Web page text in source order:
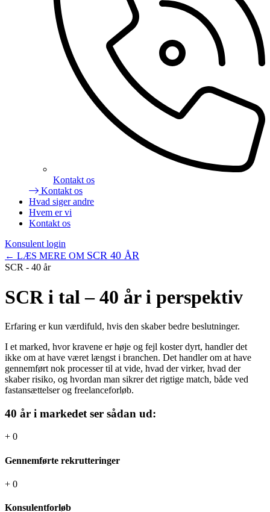
Kontakt os
Kontakt os
Hvad siger andre
Hvem er vi
Kontakt os
Konsulent login
← LÆS MERE OM SCR 40 ÅR
SCR - 40 år
SCR i tal – 40 år i perspektiv
Erfaring er kun værdifuld, hvis den skaber bedre beslutninger.
I et marked, hvor kravene er høje og fejl koster dyrt, handler det
ikke om at have været længst i branchen. Det handler om at have
gennemført nok processer til at vide, hvad der virker, hvad der
skaber risiko, og hvordan man sikrer det rigtige match, både ved
fastansættelser og freelanceforløb.
40 år i markedet ser sådan ud:
+ 0
Gennemførte rekrutteringer
+ 0
Konsulentforløb